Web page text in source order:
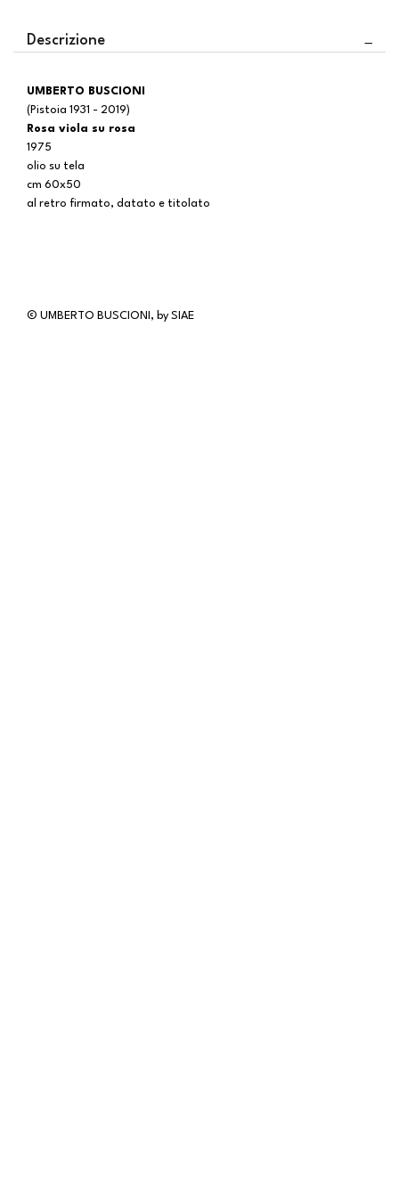
Descrizione
UMBERTO BUSCIONI
(Pistoia 1931 - 2019)
Rosa viola su rosa
1975
olio su tela
cm 60x50
al retro firmato, datato e titolato
© UMBERTO BUSCIONI, by SIAE